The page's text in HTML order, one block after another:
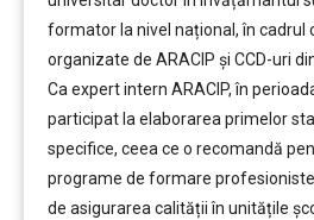
formator la nivel național, în cadrul
organizate de ARACIP şi CCD-uri
Ca expert intern ARACIP, în
participat la elaborarea primelor
specifice, ceea ce o recomandă
programe de formare
de asigurarea calității în unitățile